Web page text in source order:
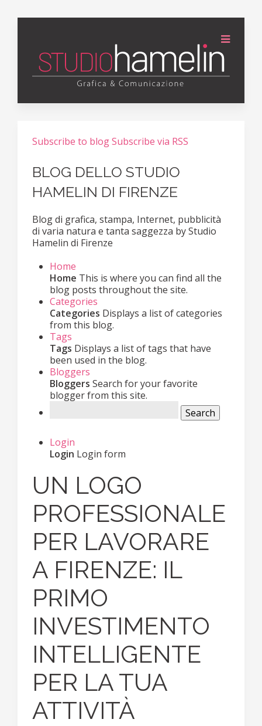
Subscribe to blogSubscribe via RSS
BLOG DELLO STUDIO
HAMELIN DI FIRENZE
Blog di grafica, stampa, Internet, pubblicità
di varia natura e tanta saggezza by Studio
Hamelin di Firenze
Home
Home This is where you can find all the
blog posts throughout the site.
Categories
Categories Displays a list of categories
from this blog.
Tags
Tags Displays a list of tags that have
been used in the blog.
Bloggers
Bloggers Search for your favorite
blogger from this site.
Search
Login
Login Login form
UN LOGO
PROFESSIONALE
PER LAVORARE
A FIRENZE: IL
PRIMO
INVESTIMENTO
INTELLIGENTE
PER LA TUA
ATTIVITÀ